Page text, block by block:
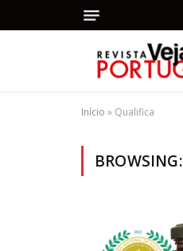
Início » Qualifica
BROWSING: